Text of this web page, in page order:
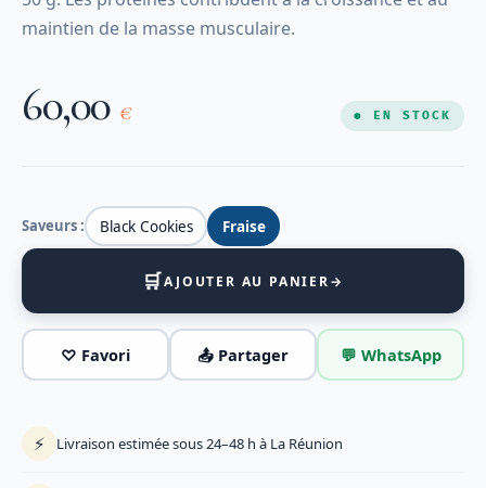
maintien de la masse musculaire.
60,00 € ● EN STOCK
Saveurs : Black Cookies Fraise
🛒AJOUTER AU PANIER→
♡ Favori 📤 Partager 💬 WhatsApp
⚡ Livraison estimée sous 24–48 h à La Réunion